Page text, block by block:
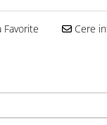
Favorite Cere